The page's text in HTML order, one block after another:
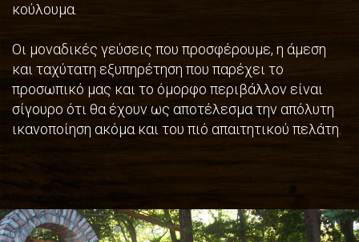
κούλουμα.
Οι μοναδικές γεύσεις που προσφέρουμε, η άμεση
και ταχύτατη εξυπηρέτηση που παρέχει το
προσωπικό μας και το όμορφο περιβάλλον είναι
σίγουρο ότι θα έχουν ως αποτέλεσμα την απόλυτη
ικανοποίηση ακόμα και του πιό απαιτητικού πελάτη.